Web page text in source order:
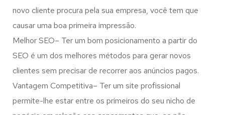
novo cliente procura pela sua empresa, você tem que
causar uma boa primeira impressão.
Melhor SEO– Ter um bom posicionamento a partir do
SEO é um dos melhores métodos para gerar novos
clientes sem precisar de recorrer aos anúncios pagos.
Vantagem Competitiva– Ter um site profissional
permite-lhe estar entre os primeiros do seu nicho de